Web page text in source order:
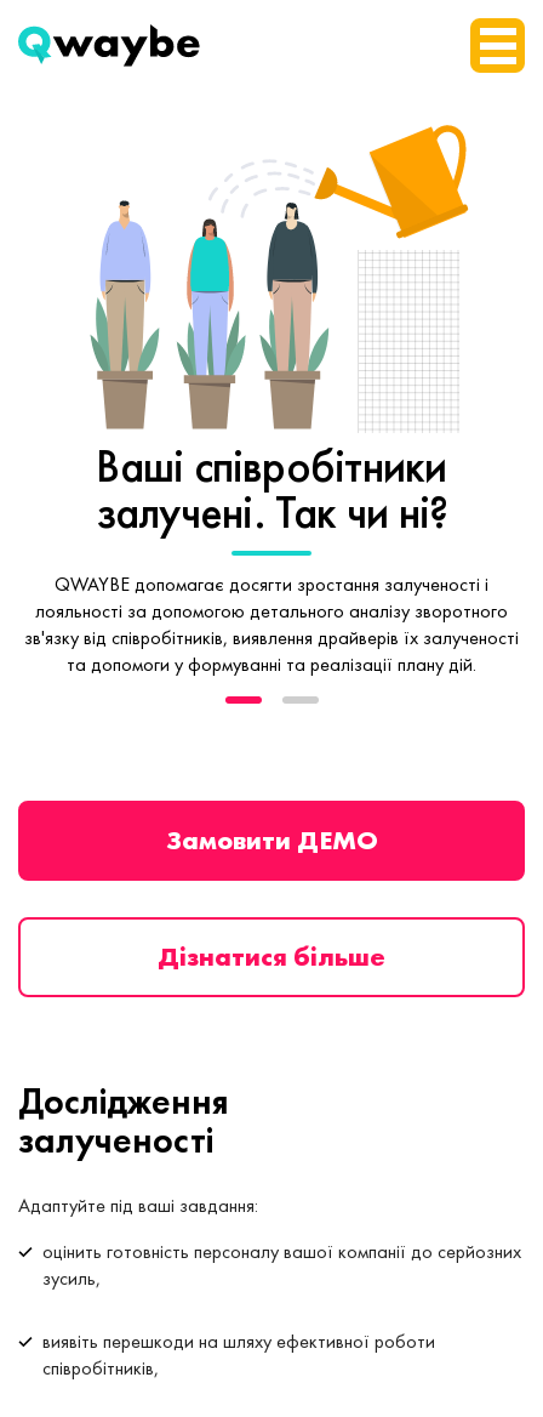
Ваші співробітники
залучені. Так чи ні?
QWAYBE допомагає досягти зростання залученості і
лояльності за допомогою детального аналізу зворотного
зв'язку від співробітників, виявлення драйверів їх залученості
та допомоги у формуванні та реалізації плану дій.
Замовити ДЕМО
Дізнатися більше
Дослідження
залученості
Адаптуйте під ваші завдання:
оцінить готовність персоналу вашої компанії до серйозних
зусиль,
виявіть перешкоди на шляху ефективної роботи
співробітників,